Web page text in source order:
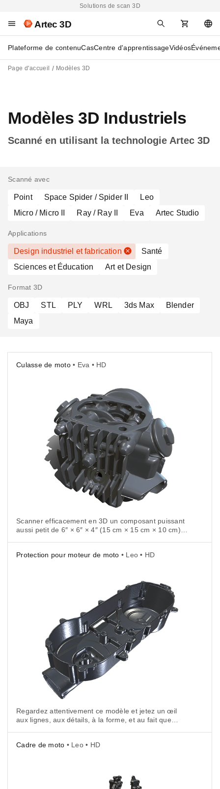
Solutions de scan 3D
Artec 3D
Plateforme de contenuCasCentre d'apprentissageVidéos
Page d'accueil Modèles 3D
Modèles 3D Industriels
Scanné en utilisant la technologie Artec 3D
Scanné avec
Point Space Spider / Spider II
Leo
Micro / Micro II
Ray / Ray II Eva Artec Studio
Applications
Design industriel et fabrication
Santé
Sciences et Éducation
Art et Design
Format 3D
OBJ STL PLY WRL 3ds Max
Blender
Maya
Culasse de moto• Eva • HD
Scanner efficacement en 3D un composant puissant
aussi petit de 6″ × 6″ × 4″ (15 cm × 15 cm × 10 cm)
ingénierie.
Protection pour moteur de moto • Leo • HD
Regardez attentivement ce modèle et jetez un œil
aux lignes, aux détails, à la forme, et au fait que
Cadre de moto • Leo • HD